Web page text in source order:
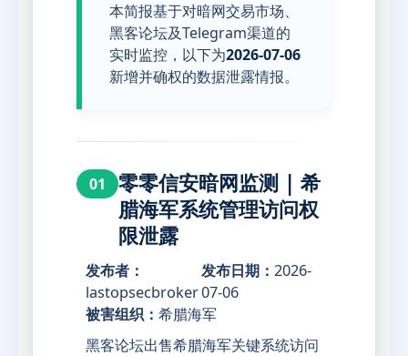
本简报基于对暗网交易市场、
黑客论坛及Telegram渠道的
实时监控，以下为2026-07-06
新增并确权的数据泄露情报。
01
零零信安暗网监测 | 希
腊海军系统管理访问权
限泄露
发布者：
lastopsecbroker
发布日期： 2026-
07-06
被害组织： 希腊海军
黑客论坛出售希腊海军关键系统访问